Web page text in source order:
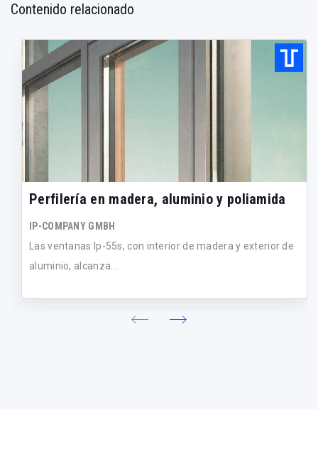
Contenido relacionado
Perfilería en madera, aluminio y poliamida
IP-COMPANY GMBH
Las ventanas Ip-55s, con interior de madera y exterior de
aluminio, alcanza...